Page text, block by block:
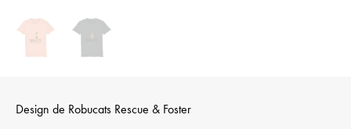
Design de Robucats Rescue & Foster